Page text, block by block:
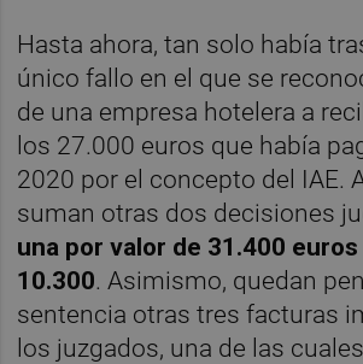
Hasta ahora, tan solo había
único fallo en el que se
de una empresa hotelera a
los 27.000 euros que había
2020 por el concepto del IAE.
suman otras dos decisiones
una por valor de 31.400
10.300. Asimismo, quedan
sentencia otras tres facturas
los juzgados, una de las